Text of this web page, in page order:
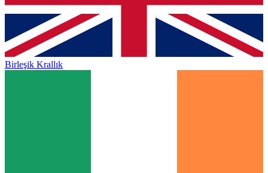
Birleşik Krallık